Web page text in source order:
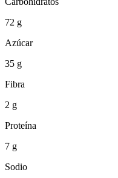
72 g
Azúcar
35 g
Fibra
2 g
Proteína
7 g
Sodio